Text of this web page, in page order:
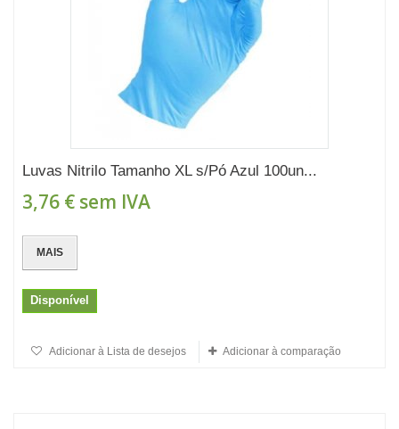
Luvas Nitrilo Tamanho XL s/Pó Azul 100un...
3,76 € sem IVA
MAIS
Disponível
Adicionar à Lista de desejos Adicionar à comparação